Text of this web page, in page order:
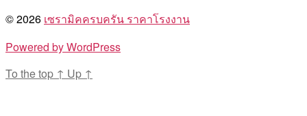
© 2026 เซรามิคครบครัน ราคาโรงงาน
Powered by WordPress
To the top ↑ Up ↑